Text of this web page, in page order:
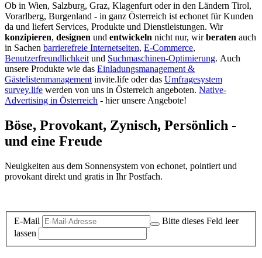
Ob in Wien, Salzburg, Graz, Klagenfurt oder in den Ländern Tirol,
Vorarlberg, Burgenland - in ganz Österreich ist echonet für Kunden
da und liefert Services, Produkte und Dienstleistungen. Wir
konzipieren, designen und entwickeln nicht nur, wirberaten auch
in Sachen barrierefreie Internetseiten, E-Commerce,
Benutzerfreundlichkeit und Suchmaschinen-Optimierung. Auch
unsere Produkte wie das Einladungsmanagement &
Gästelistenmanagement invite.life oder das Umfragesystem
survey.life werden von uns in Österreich angeboten. Native-
Advertising in Österreich - hier unsere Angebote!
Böse, Provokant, Zynisch, Persönlich -
und eine Freude
Neuigkeiten aus dem Sonnensystem von echonet, pointiert und
provokant direkt und gratis in Ihr Postfach.
E-Mail
Bitte dieses Feld leer
lassen